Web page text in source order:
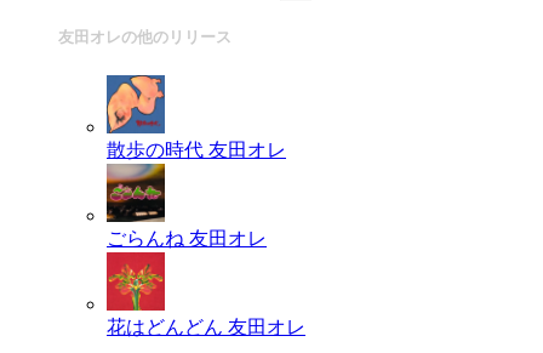
友田オレの他のリリース
散歩の時代 友田オレ
ごらんね 友田オレ
花はどんどん 友田オレ